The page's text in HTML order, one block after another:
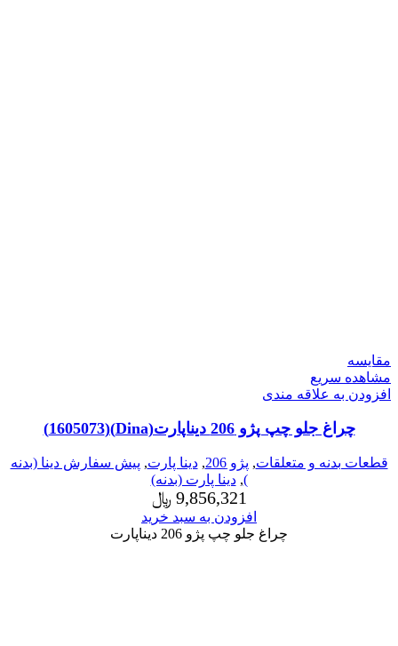
مقایسه
مشاهده سریع
افزودن به علاقه مندی
چراغ جلو چپ پژو 206 دیناپارت(Dina)(1605073)
قطعات بدنه و متعلقات, پژو 206 ,دینا پارت, پیش سفارش دینا (بدنه
)
,دینا پارت (بدنه)
9,856,321 ﷼
افزودن به سبد خرید
چراغ جلو چپ پژو 206 دیناپارت